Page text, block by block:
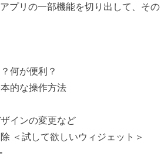
プリの一部機能を切り出して、そ
何が便利？
的な操作方法
インの変更など
＜試して欲しいウィジェット＞